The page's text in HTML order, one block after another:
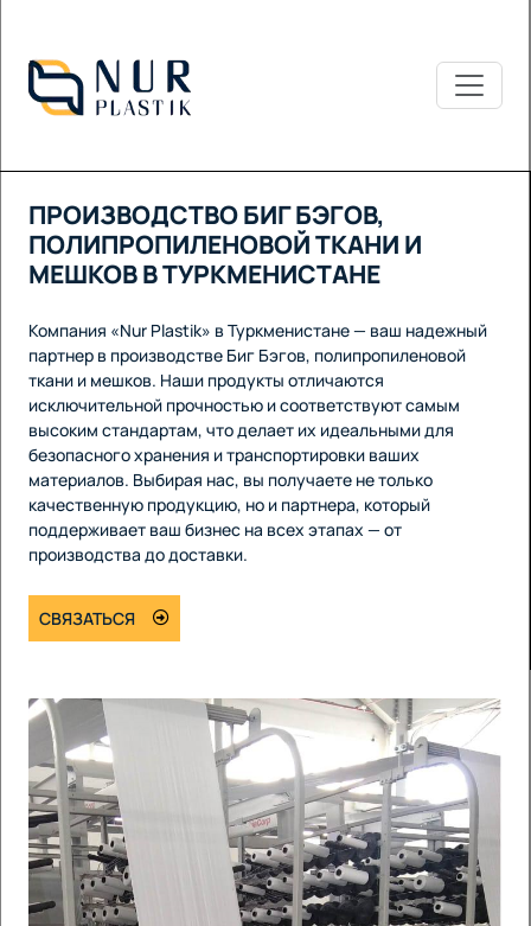
ПРОИЗВОДСТВО БИГ БЭГОВ,
ПОЛИПРОПИЛЕНОВОЙ ТКАНИ И
МЕШКОВ В ТУРКМЕНИСТАНЕ
Компания «Nur Plastik» в Туркменистане — ваш надежный
партнер в производстве Биг Бэгов, полипропиленовой
ткани и мешков. Наши продукты отличаются
исключительной прочностью и соответствуют самым
высоким стандартам, что делает их идеальными для
безопасного хранения и транспортировки ваших
материалов. Выбирая нас, вы получаете не только
качественную продукцию, но и партнера, который
поддерживает ваш бизнес на всех этапах — от
производства до доставки.
СВЯЗАТЬСЯ